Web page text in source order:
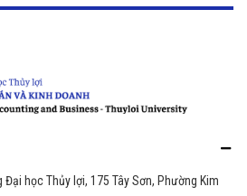
Đại học Thủy lợi, 175 Tây Sơn, Phường Kim